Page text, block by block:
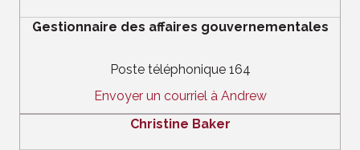
Gestionnaire des affaires gouvernementales
Poste téléphonique 164
Envoyer un courriel à Andrew
Christine Baker